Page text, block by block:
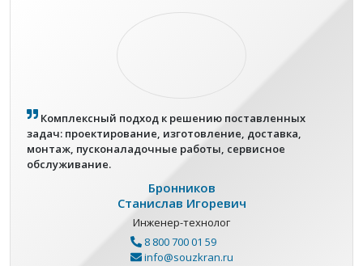
Комплексный подход к решению поставленных
задач: проектирование, изготовление, доставка,
монтаж, пусконаладочные работы, сервисное
обслуживание.
Бронников
Станислав Игоревич
Инженер-технолог
8 800 700 01 59
info@souzkran.ru